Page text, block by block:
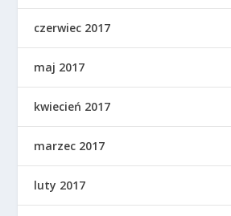
czerwiec 2017
maj 2017
kwiecień 2017
marzec 2017
luty 2017